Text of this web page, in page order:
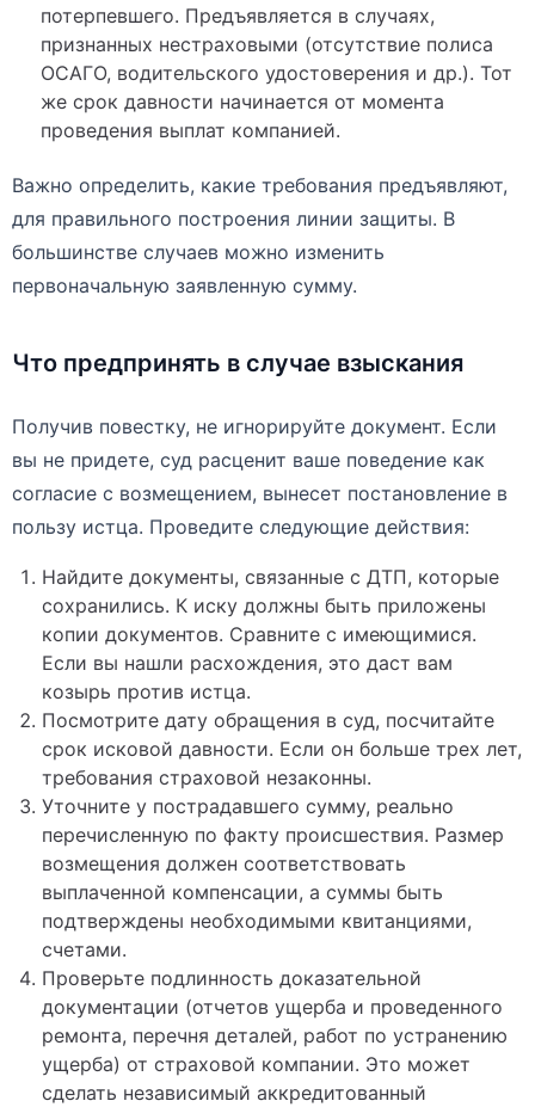
потерпевшего. Предъявляется в случаях,
признанных нестраховыми (отсутствие полиса
ОСАГО, водительского удостоверения и др.). Тот
же срок давности начинается от момента
проведения выплат компанией.
Важно определить, какие требования предъявляют,
для правильного построения линии защиты. В
большинстве случаев можно изменить
первоначальную заявленную сумму.
Что предпринять в случае взыскания
Получив повестку, не игнорируйте документ. Если
вы не придете, суд расценит ваше поведение как
согласие с возмещением, вынесет постановление в
пользу истца. Проведите следующие действия:
Найдите документы, связанные с ДТП, которые
сохранились. К иску должны быть приложены
копии документов. Сравните с имеющимися.
Если вы нашли расхождения, это даст вам
козырь против истца.
Посмотрите дату обращения в суд, посчитайте
срок исковой давности. Если он больше трех лет,
требования страховой незаконны.
Уточните у пострадавшего сумму, реально
перечисленную по факту происшествия. Размер
возмещения должен соответствовать
выплаченной компенсации, а суммы быть
подтверждены необходимыми квитанциями,
счетами.
Проверьте подлинность доказательной
документации (отчетов ущерба и проведенного
ремонта, перечня деталей, работ по устранению
ущерба) от страховой компании. Это может
сделать независимый аккредитованный